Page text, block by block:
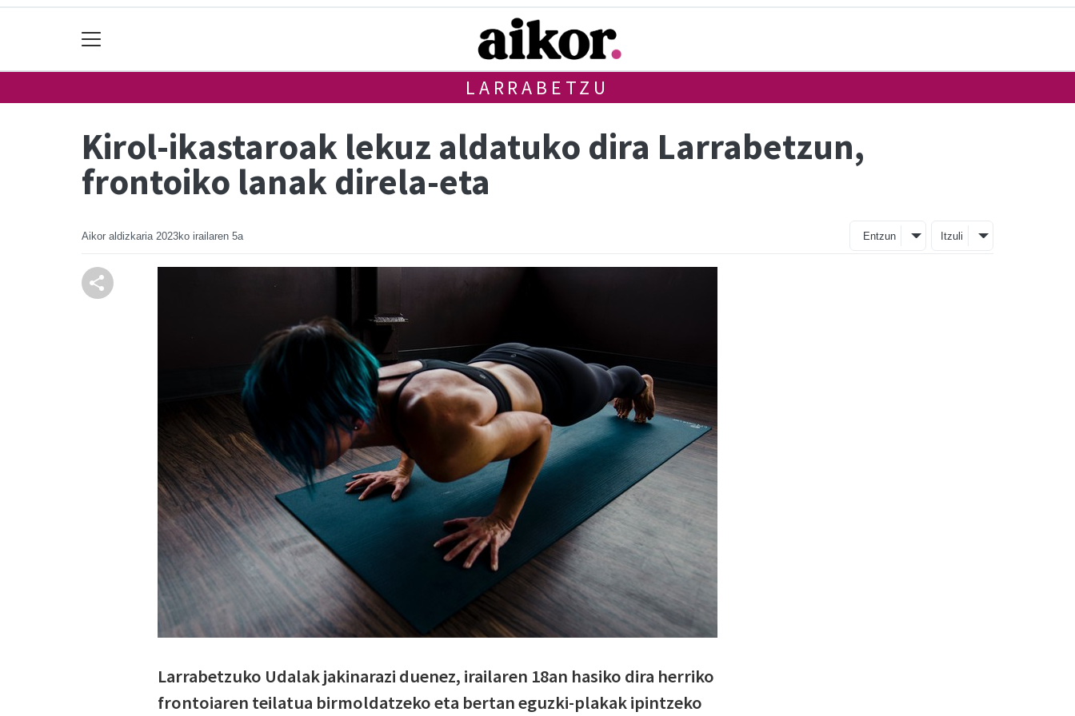
LARRABETZU
Kirol-ikastaroak lekuz aldatuko dira Larrabetzun,
frontoiko lanak direla-eta
Aikor aldizkaria 2023ko irailaren 5a Entzun Itzuli
Larrabetzuko Udalak jakinarazi duenez, irailaren 18an hasiko dira herriko
frontoiaren teilatua birmoldatzeko eta bertan eguzki-plakak ipintzeko